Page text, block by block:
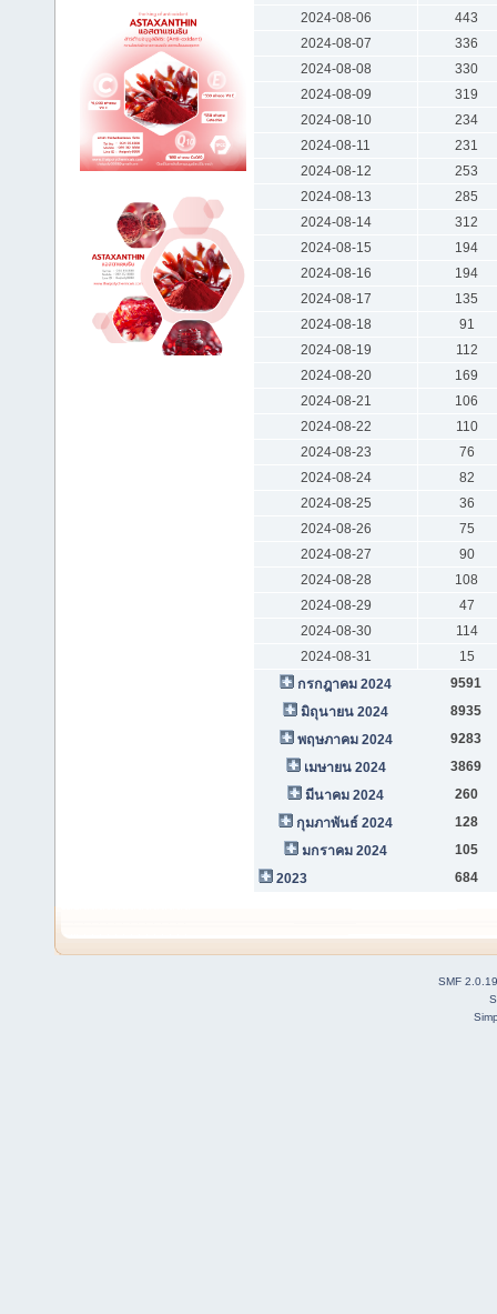
2024-08-06
443
2024-08-07
336
2024-08-08
330
2024-08-09
319
2024-08-10
234
2024-08-11
231
2024-08-12
253
2024-08-13
285
2024-08-14
312
2024-08-15
194
2024-08-16
194
2024-08-17
135
2024-08-18
91
2024-08-19
112
2024-08-20
169
2024-08-21
106
2024-08-22
110
2024-08-23
76
2024-08-24
82
2024-08-25
36
2024-08-26
75
2024-08-27
90
2024-08-28
108
2024-08-29
47
2024-08-30
114
2024-08-31
15
กรกฎาคม 2024
9591
มิถุนายน 2024
8935
พฤษภาคม 2024
9283
เมษายน 2024
3869
มีนาคม 2024
260
กุมภาพันธ์ 2024
128
มกราคม 2024
105
2023
684
SMF 2.0.19